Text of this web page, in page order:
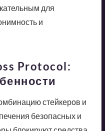
для
и
Protocol:
стейкеров и
безопасных и